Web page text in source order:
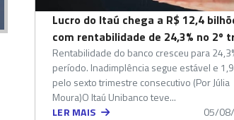
Lucro do Itaú chega a R$ 12,4
com rentabilidade de 24,3% no 2º
Rentabilidade do banco cresceu para
período. Inadimplência segue estável e
pelo sexto trimestre consecutivo (Por Júlia
Moura)O Itaú Unibanco teve...
LER MAIS
05/